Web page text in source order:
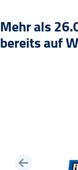
Mehr als
bereits auf